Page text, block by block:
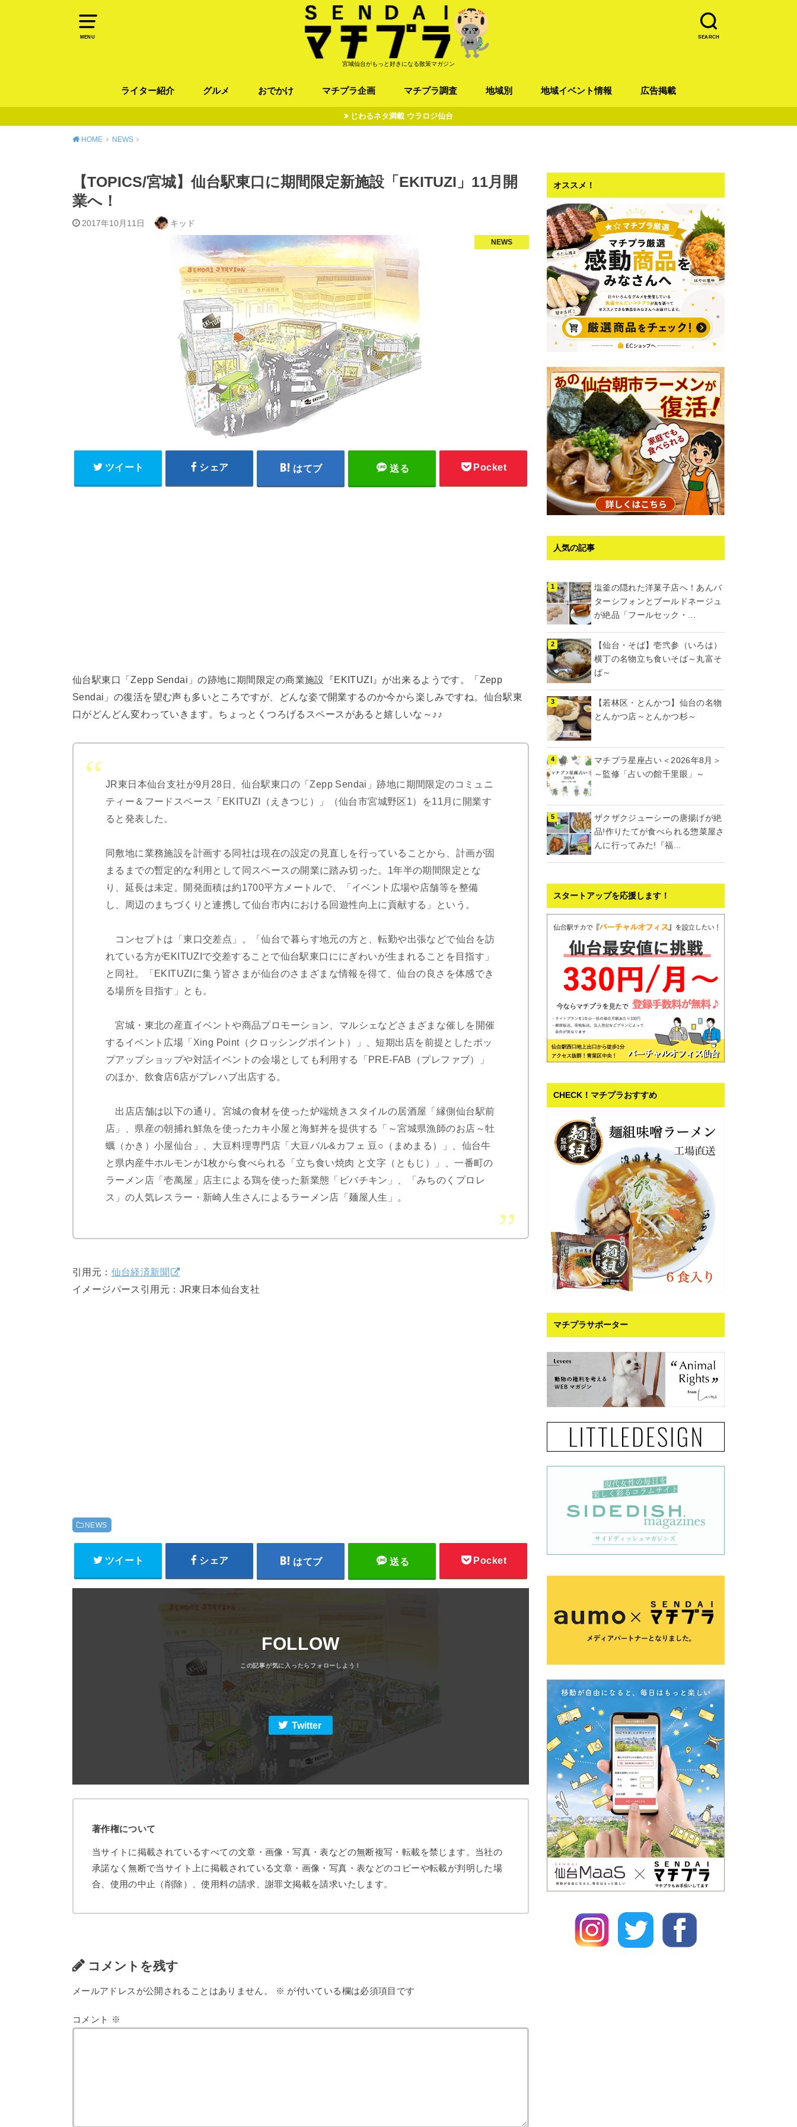
MENU SEARCH
宮城仙台がもっと好きになる散策マガジン
ライター紹介 グルメ おでかけ マチプラ企画
オトアルキ
マチプラ企業訪問
ファッション
ブラミヤギ
マチプラ漫画
マチプラ小説
マチプラ調査
歴史
地域別 地域イベント情報 広告掲載
じわるネタ満載 ウラロジ仙台
HOME NEWS
【TOPICS/宮城】仙台駅東口に期間限定新施設「EKITUZI」11月開
業へ！
2017年10月11日 キッド
NEWS
ツイート シェア はてブ 送る Pocket
仙台駅東口「Zepp Sendai」の跡地に期間限定の商業施設『EKITUZI』が出来るようです。「Zepp
Sendai」の復活を望む声も多いところですが、どんな姿で開業するのか今から楽しみですね。仙台駅東
口がどんどん変わっていきます。ちょっとくつろげるスペースがあると嬉しいな～♪♪
JR東日本仙台支社が9月28日、仙台駅東口の「Zepp Sendai」跡地に期間限定のコミュニ
ティー＆フードスペース「EKITUZI（えきつじ）」（仙台市宮城野区1）を11月に開業す
ると発表した。
同敷地に業務施設を計画する同社は現在の設定の見直しを行っていることから、計画が固
まるまでの暫定的な利用として同スペースの開業に踏み切った。1年半の期間限定とな
り、延長は未定。開発面積は約1700平方メートルで、「イベント広場や店舗等を整備
し、周辺のまちづくりと連携して仙台市内における回遊性向上に貢献する」という。
コンセプトは「東口交差点」。「仙台で暮らす地元の方と、転勤や出張などで仙台を訪
れている方がEKITUZIで交差することで仙台駅東口ににぎわいが生まれることを目指す」
と同社。「EKITUZIに集う皆さまが仙台のさまざまな情報を得て、仙台の良さを体感でき
る場所を目指す」とも。
宮城・東北の産直イベントや商品プロモーション、マルシェなどさまざまな催しを開催
するイベント広場「Xing Point（クロッシングポイント）」、短期出店を前提としたポッ
プアップショップや対話イベントの会場としても利用する「PRE-FAB（プレファブ）」
のほか、飲食店6店がプレハブ出店する。
出店店舗は以下の通り。宮城の食材を使った炉端焼きスタイルの居酒屋「縁側仙台駅前
店」、県産の朝捕れ鮮魚を使ったカキ小屋と海鮮丼を提供する「～宮城県漁師のお店～牡
蠣（かき）小屋仙台」、大豆料理専門店「大豆バル&カフェ 豆○（まめまる）」、仙台牛
と県内産牛ホルモンが1枚から食べられる「立ち食い焼肉 と文字（ともじ）」、一番町の
ラーメン店「壱萬屋」店主による鶏を使った新業態「ビバチキン」、「みちのくプロレ
ス」の人気レスラー・新崎人生さんによるラーメン店「麺屋人生」。
引用元： 仙台経済新聞
イメージパース引用元：JR東日本仙台支社
NEWS
ツイート シェア はてブ 送る Pocket
FOLLOW
Twitter
著作権について
当サイトに掲載されているすべての文章・画像・写真・表などの無断複写・転載を禁じます。当社の
承諾なく無断で当サイト上に掲載されている文章・画像・写真・表などのコピーや転載が判明した場
合、使用の中止（削除）、使用料の請求、謝罪文掲載を請求いたします。
コメントを残す
メールアドレスが公開されることはありません。 ※ が付いている欄は必須項目です
コメント ※
オススメ！
人気の記事
塩釜の隠れた洋菓子店へ！あんバ
ターシフォンとブールドネージュ
が絶品「フールセック・...
【仙台・そば】壱弐参（いろは）
横丁の名物立ち食いそば～丸富そ
ば～
【若林区・とんかつ】仙台の名物
とんかつ店～とんかつ杉～
マチプラ星座占い＜2026年8月＞
～監修「占いの館千里眼」～
ザクザクジューシーの唐揚げが絶
品!作りたてが食べられる惣菜屋さ
んに行ってみた!『福...
スタートアップを応援します！
CHECK！マチプラおすすめ
マチプラサポーター